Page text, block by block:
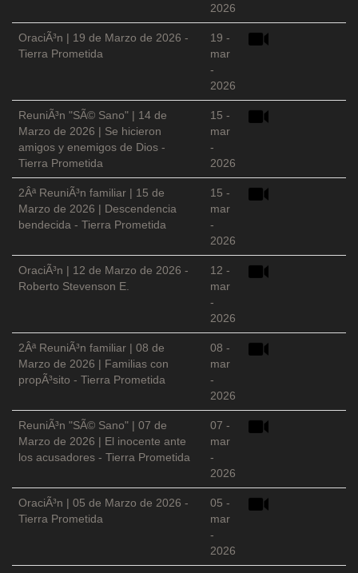
2026
OraciÃ³n | 19 de Marzo de 2026 -
Tierra Prometida
19 -
mar
-
2026
ReuniÃ³n "SÃ© Sano" | 14 de
Marzo de 2026 | Se hicieron
amigos y enemigos de Dios -
Tierra Prometida
15 -
mar
-
2026
2Âª ReuniÃ³n familiar | 15 de
Marzo de 2026 | Descendencia
bendecida - Tierra Prometida
15 -
mar
-
2026
OraciÃ³n | 12 de Marzo de 2026 -
Roberto Stevenson E.
12 -
mar
-
2026
2Âª ReuniÃ³n familiar | 08 de
Marzo de 2026 | Familias con
propÃ³sito - Tierra Prometida
08 -
mar
-
2026
ReuniÃ³n "SÃ© Sano" | 07 de
Marzo de 2026 | El inocente ante
los acusadores - Tierra Prometida
07 -
mar
-
2026
OraciÃ³n | 05 de Marzo de 2026 -
Tierra Prometida
05 -
mar
-
2026